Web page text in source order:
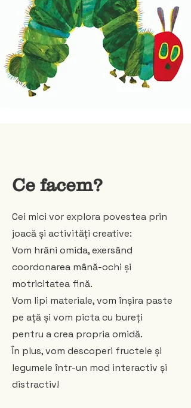
Ce facem?
Cei mici vor explora povestea prin
joacă și activități creative:
Vom hrăni omida, exersând
coordonarea mână-ochi și
motricitatea fină.
Vom lipi materiale, vom înșira paste
pe ață și vom picta cu bureți
pentru a crea propria omidă.
În plus, vom descoperi fructele și
legumele într-un mod interactiv și
distractiv!